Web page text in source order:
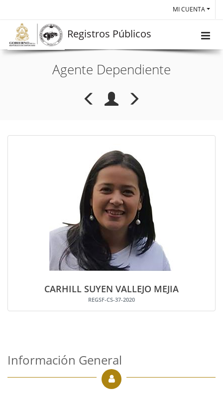
MI CUENTA
Registros Públicos
Agente Dependiente
CARHILL SUYEN VALLEJO MEJIA
REGSF-CS-37-2020
Información General